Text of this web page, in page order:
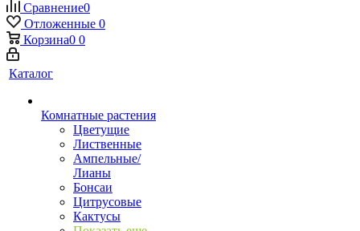
Сравнение0
Отложенные 0
Корзина0 0
Каталог
Комнатные растения
Цветущие
Лиственные
Ампельные/
Лианы
Бонсаи
Цитрусовые
Кактусы